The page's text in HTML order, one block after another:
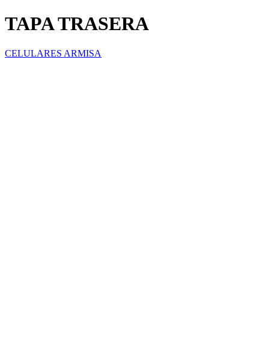
TAPA TRASERA
CELULARES ARMISA